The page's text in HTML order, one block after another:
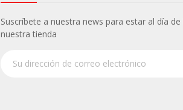
Suscríbete a nuestra news para estar al día
nuestra tienda